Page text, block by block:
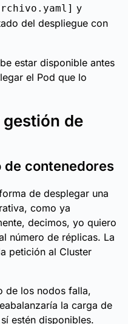
y
del despliegue con
estar disponible antes
el Pod que lo
de
de contenedores
de desplegar una
como ya
decimos, yo quiero
número de réplicas. La
petición al Cluster
de los nodos falla,
la carga de
estén disponibles.